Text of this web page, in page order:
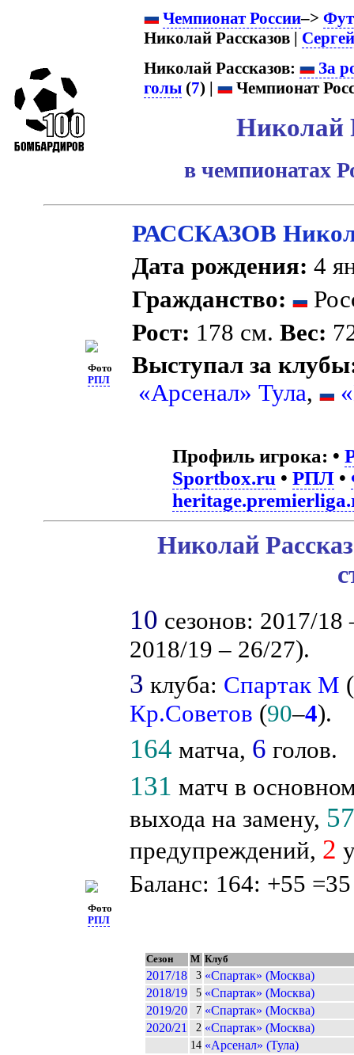
Чемпионат России–>
Николай Рассказов |
Николай Рассказов:
За
голы (7) | Чемпионат
Николай
в чемпионатах
Фото
РПЛ
РАССКАЗОВ
Дата рождения: 4
Гражданство:
Рост: 178 см.Вес:
Выступал за
«Арсенал» Тула,
Профиль игрока: •
Sportbox.ru •РПЛ •
Фото
РПЛ
Николай
10 сезонов: 2017/
2018/19 – 26/27).
3 клуба: Спартак М (
Кр.Советов (90–4).
164 матча, 6 голов.
131 матч в
выхода на замену,
предупреждений, 2
Баланс: 164: +55
Сезон М Клуб
2017/18 3 «Спартак» (Москва)
2018/19
5 «Спартак» (Москва)
2019/20
7 «Спартак» (Москва)
2020/21
2 «Спартак» (Москва)
14 «Арсенал» (Тула)